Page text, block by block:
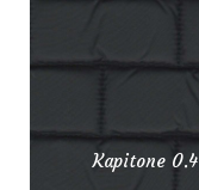
Kapitone 0.4